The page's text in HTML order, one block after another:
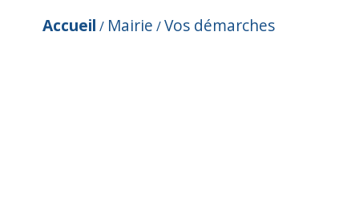
Accueil / Mairie /Vos démarches